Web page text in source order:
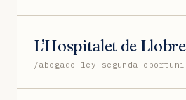
L’Hospitalet de
/abogado-ley-segunda-